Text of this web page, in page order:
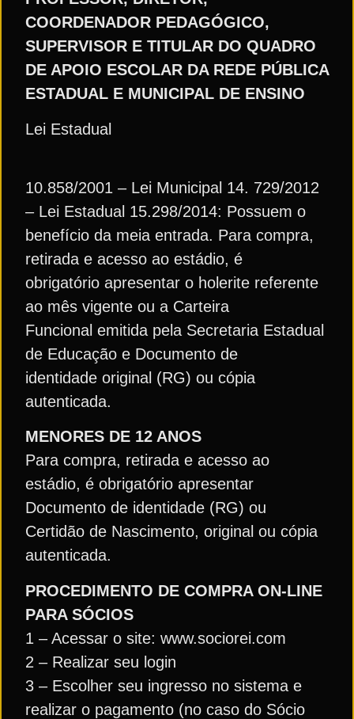
COORDENADOR PEDAGÓGICO,
SUPERVISOR E TITULAR DO QUADRO
DE APOIO ESCOLAR DA REDE PÚBLICA
ESTADUAL E MUNICIPAL DE ENSINO
Lei Estadual
10.858/2001 – Lei Municipal 14. 729/2012
– Lei Estadual 15.298/2014: Possuem o
benefício da meia entrada. Para compra,
retirada e acesso ao estádio, é
obrigatório apresentar o holerite referente
ao mês vigente ou a Carteira
Funcional emitida pela Secretaria Estadual
de Educação e Documento de
identidade original (RG) ou cópia
autenticada.
MENORES DE 12 ANOS
Para compra, retirada e acesso ao
estádio, é obrigatório apresentar
Documento de identidade (RG) ou
Certidão de Nascimento, original ou cópia
autenticada.
PROCEDIMENTO DE COMPRA ON-LINE
PARA SÓCIOS
1 – Acessar o site: www.sociorei.com
2 – Realizar seu login
3 – Escolher seu ingresso no sistema e
realizar o pagamento (no caso do Sócio